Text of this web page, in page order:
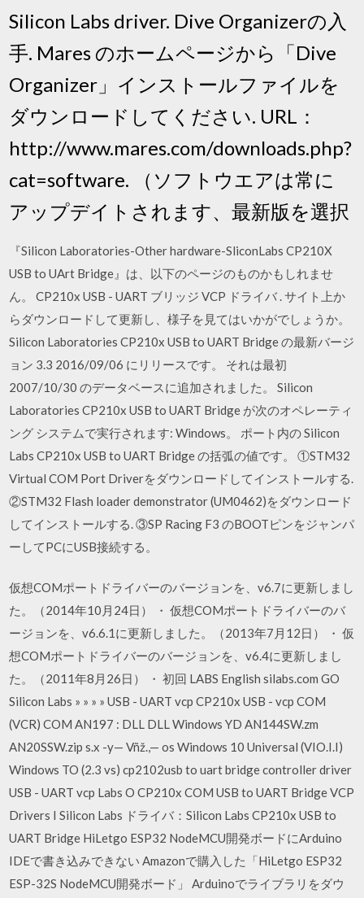
Silicon Labs driver. Dive Organizerの入
手. Mares のホームページから「Dive
Organizer」インストールファイルを
ダウンロードしてください. URL：
http://www.mares.com/downloads.php?
cat=software. （ソフトウエアは常に
アップデイトされます、最新版を選択
『Silicon Laboratories-Other hardware-SliconLabs CP210X
USB to UArt Bridge』は、以下のページのものかもしれませ
ん。 CP210x USB - UART ブリッジ VCP ドライバ . サイト上か
らダウンロードして更新し、様子を見てはいかがでしょうか。
Silicon Laboratories CP210x USB to UART Bridge の最新バージ
ョン 3.3 2016/09/06 にリリースです。 それは最初
2007/10/30 のデータベースに追加されました。 Silicon
Laboratories CP210x USB to UART Bridge が次のオペレーティ
ング システムで実行されます: Windows。 ポート内の Silicon
Labs CP210x USB to UART Bridge の括弧の値です。 ①STM32
Virtual COM Port Driverをダウンロードしてインストールする.
②STM32 Flash loader demonstrator (UM0462)をダウンロード
してインストールする. ③SP Racing F3 のBOOTピンをジャンパ
ーしてPCにUSB接続する。
仮想COMポートドライバーのバージョンを、v6.7に更新しまし
た。（2014年10月24日） ・ 仮想COMポートドライバーのバ
ージョンを、v6.6.1に更新しました。（2013年7月12日） ・ 仮
想COMポートドライバーのバージョンを、v6.4に更新しまし
た。（2011年8月26日） ・ 初回 LABS English silabs.com GO
Silicon Labs » » » » USB - UART vcp CP210x USB - vcp COM
(VCR) COM AN197 : DLL DLL Windows YD AN144SW.zm
AN20SSW.zip s.x -y— Vñž.,— os Windows 10 Universal (VIO.I.I)
Windows TO (2.3 vs) cp2102usb to uart bridge controller driver
USB - UART vcp Labs O CP210x COM USB to UART Bridge VCP
Drivers I Silicon Labs ドライバ：Silicon Labs CP210x USB to
UART Bridge HiLetgo ESP32 NodeMCU開発ボードにArduino
IDEで書き込みできない Amazonで購入した「HiLetgo ESP32
ESP-32S NodeMCU開発ボード」 Arduinoでライブラリをダウ